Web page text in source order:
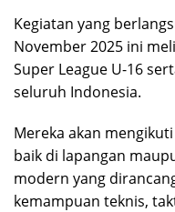
Kegiatan yang
November 2025 ini
Super League U-16
seluruh Indonesia.
Mereka akan
baik di lapangan
modern yang
kemampuan teknis,